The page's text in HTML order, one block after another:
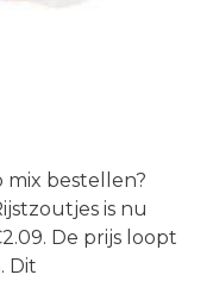
mix bestellen?
is nu
De prijs loopt
Dit